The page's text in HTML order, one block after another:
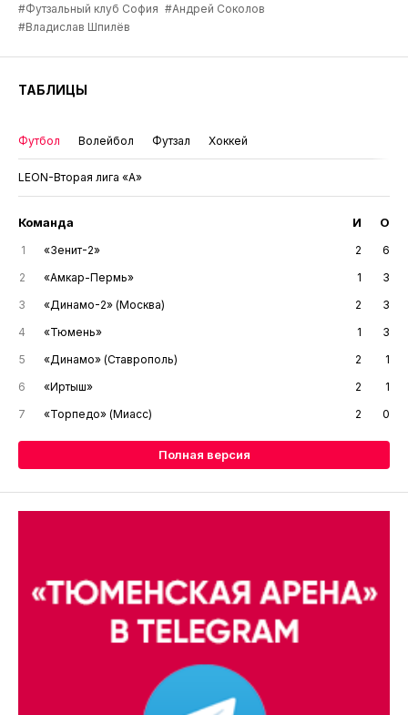
#Футзальный клуб София #Андрей Соколов
#Владислав Шпилёв
ТАБЛИЦЫ
Футбол Волейбол Футзал Хоккей
LEON-Вторая лига «А»
Команда И О
1 «Зенит-2» 2
6
2
«Амкар-Пермь» 1
3
3
«Динамо-2» (Москва) 2
3
4
«Тюмень» 1
3
5
«Динамо» (Ставрополь) 2
1
6
«Иртыш» 2
1
7
«Торпедо» (Миасс) 2 0
Полная версия